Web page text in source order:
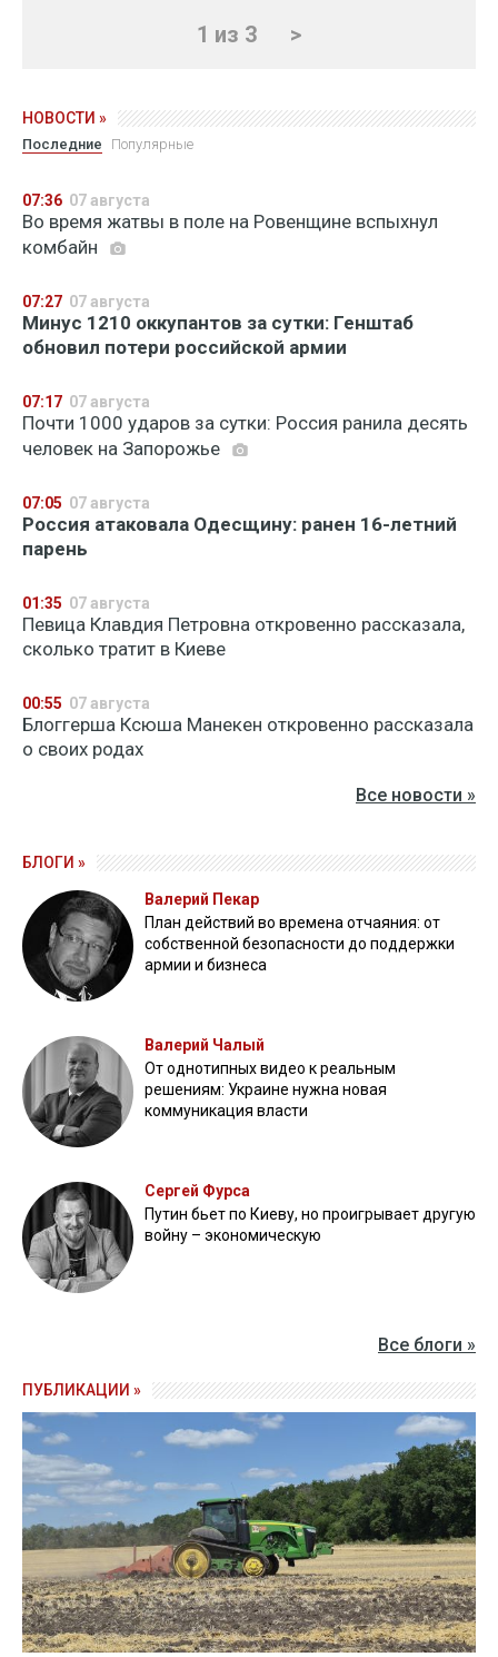
1 из 3 >
НОВОСТИ »
Последние Популярные
07:36 07 августа
Во время жатвы в поле на Ровенщине вспыхнул
комбайн
07:27 07 августа
Минус 1210 оккупантов за сутки: Генштаб
обновил потери российской армии
07:17 07 августа
Почти 1000 ударов за сутки: Россия ранила десять
человек на Запорожье
07:05 07 августа
Россия атаковала Одесщину: ранен 16-летний
парень
01:35 07 августа
Певица Клавдия Петровна откровенно рассказала,
сколько тратит в Киеве
00:55 07 августа
Блоггерша Ксюша Манекен откровенно рассказала
о своих родах
Все новости »
БЛОГИ »
Валерий Пекар
План действий во времена отчаяния: от
собственной безопасности до поддержки
армии и бизнеса
Валерий Чалый
От однотипных видео к реальным
решениям: Украине нужна новая
коммуникация власти
Сергей Фурса
Путин бьет по Киеву, но проигрывает другую
войну – экономическую
Все блоги »
ПУБЛИКАЦИИ »